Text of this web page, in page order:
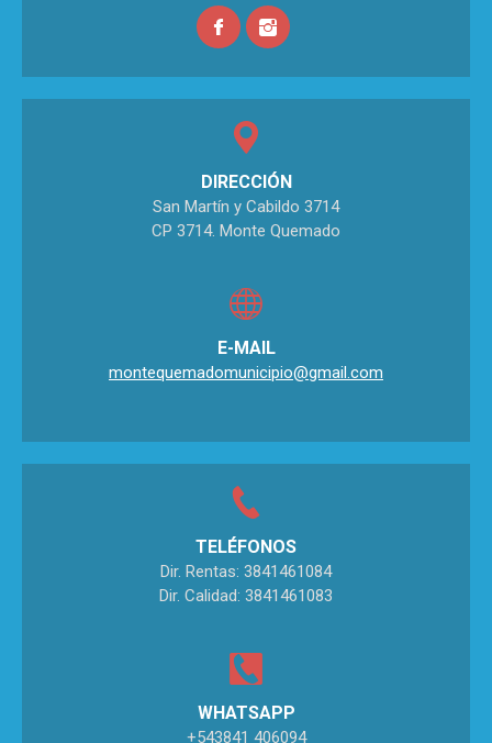
DIRECCIÓN
San Martín y Cabildo 3714
CP 3714. Monte Quemado
E-MAIL
montequemadomunicipio@gmail.com
TELÉFONOS
Dir. Rentas: 3841461084
Dir. Calidad: 3841461083
WHATSAPP
+543841 406094